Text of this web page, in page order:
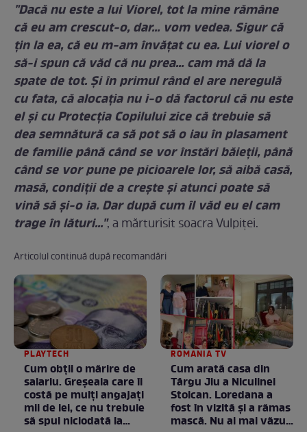
"Dacă nu este a lui Viorel, tot la mine rămâne
că eu am crescut-o, dar... vom vedea. Sigur că
ţin la ea, că eu m-am învăţat cu ea. Lui viorel o
să-i spun că văd că nu prea... cam mă dă la
spate de tot. Şi în primul rând el are neregulă
cu fata, că alocaţia nu i-o dă factorul că nu este
el şi cu Protecţia Copilului zice că trebuie să
dea semnătură ca să pot să o iau în plasament
de familie până când se vor înstări băieţii, până
când se vor pune pe picioarele lor, să aibă casă,
masă, condiţii de a creşte şi atunci poate să
vină să şi-o ia. Dar după cum îl văd eu el cam
trage în lături...", a mărturisit soacra Vulpiţei.
Articolul continuă după recomandări
PLAYTECH
Cum obții o mărire de
salariu. Greșeala care îi
costă pe mulți angajați
mii de lei, ce nu trebuie
să spui niciodată la
ROMANIA TV
Cum arată casa din
Târgu Jiu a Niculinei
Stoican. Loredana a
fost în vizită și a rămas
mască. Nu ai mai văzut